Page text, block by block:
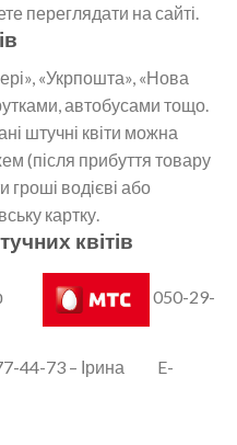
переглядати на сайті.
«Укрпошта», «Нова
автобусами тощо.
штучні квіти можна
(після прибуття товару
гроші водієві або
картку.
квітів
050-29-
44-73 – Ірина E-